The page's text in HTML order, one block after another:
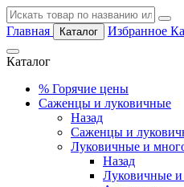
Главная Каталог Избранное
Каталог
% Горячие цены
Саженцы и луковичные
Назад
Саженцы и
Луковичные и
Назад
Луковичные